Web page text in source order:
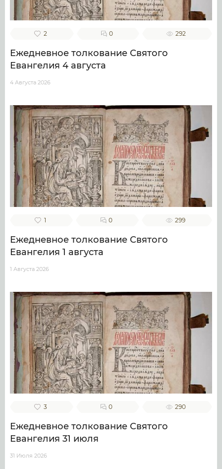
2 0 292
Ежедневное толкование Святого
Евангелия 4 августа
4 Августа 2026
1 0 299
Ежедневное толкование Святого
Евангелия 1 августа
1 Августа 2026
3 0 290
Ежедневное толкование Святого
Евангелия 31 июля
31 Июля 2026